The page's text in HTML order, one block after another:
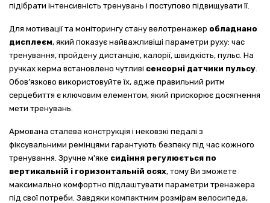
підібрати інтенсивність тренувань і поступово підвищувати її.
Для мотивації та моніторингу стану велотренажер обладнано
дисплеєм, який показує найважливіші параметри руху: час
тренування, пройдену дистанцію, калорії, швидкість, пульс. На
ручках керма встановлено чутливі сенсорні датчики пульсу
Обов’язково використовуйте їх, адже правильний ритм
серцебиття є ключовим елементом, який прискорює досягнення
мети тренувань.
Армована сталева конструкція і нековзкі педалі з
фіксувальними ремінцями гарантують безпеку під час кожного
тренування. Зручне м'яке сидіння регулюється по
вертикальній і горизонтальній осях, тому Ви зможете
максимально комфортно підлаштувати параметри тренажера
під свої потреби. Завдяки компактним розмірам велосипеда,